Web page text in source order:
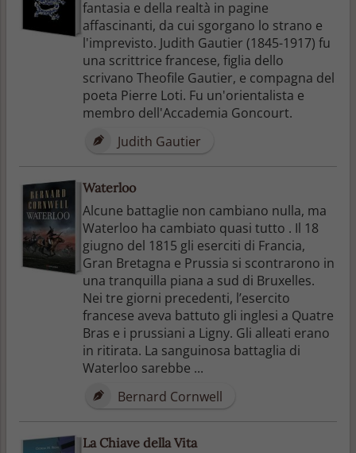
fantasia e della realtà in pagine
affascinanti, da cui sgorgano lo strano e
l'imprevisto. Judith Gautier (1845-1917) fu
una scrittrice francese, figlia dello
scrivano Theofile Gautier, e compagna del
poeta Pierre Loti. Fu un'orientalista e
membro dell'Accademia Goncourt.
Judith Gautier
Waterloo
Alcune battaglie non cambiano nulla, ma
Waterloo ha cambiato quasi tutto . Il 18
giugno del 1815 gli eserciti di Francia,
Gran Bretagna e Prussia si scontrarono in
una tranquilla piana a sud di Bruxelles.
Nei tre giorni precedenti, l’esercito
francese aveva battuto gli inglesi a Quatre
Bras e i prussiani a Ligny. Gli alleati erano
in ritirata. La sanguinosa battaglia di
Waterloo sarebbe ...
Bernard Cornwell
La Chiave della Vita